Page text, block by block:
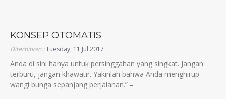
KONSEP OTOMATIS
Diterbitkan :Tuesday, 11 Jul 2017
Anda di sini hanya untuk persinggahan yang singkat. Jangan
terburu, jangan khawatir. Yakinlah bahwa Anda menghirup
wangi bunga sepanjang perjalanan.” –